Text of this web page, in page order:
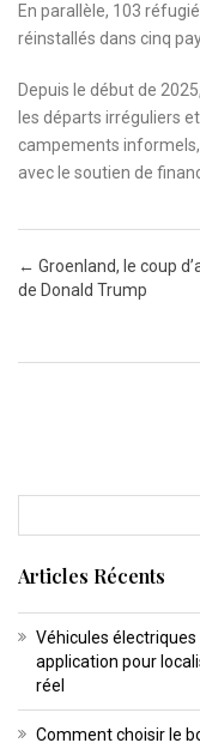
En parallèle, 103
réinstallés dans cinq
Depuis le début de
les départs irréguliers
campements
avec le soutien de
Post navigation
← Groenland, le coup
de Donald Trump
Articles Récents
Véhicules
application pour
réel
Comment choisir le